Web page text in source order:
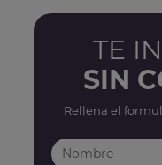
TE
SIN
Rellena el